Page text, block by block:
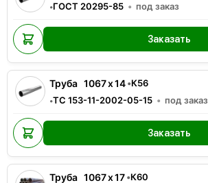
•ГОСТ 20295-85 под заказ
Заказать
Труба 1067x14•К56
•ТС 153-11-2002-05-15 под заказ
Заказать
Труба 1067x17•К60